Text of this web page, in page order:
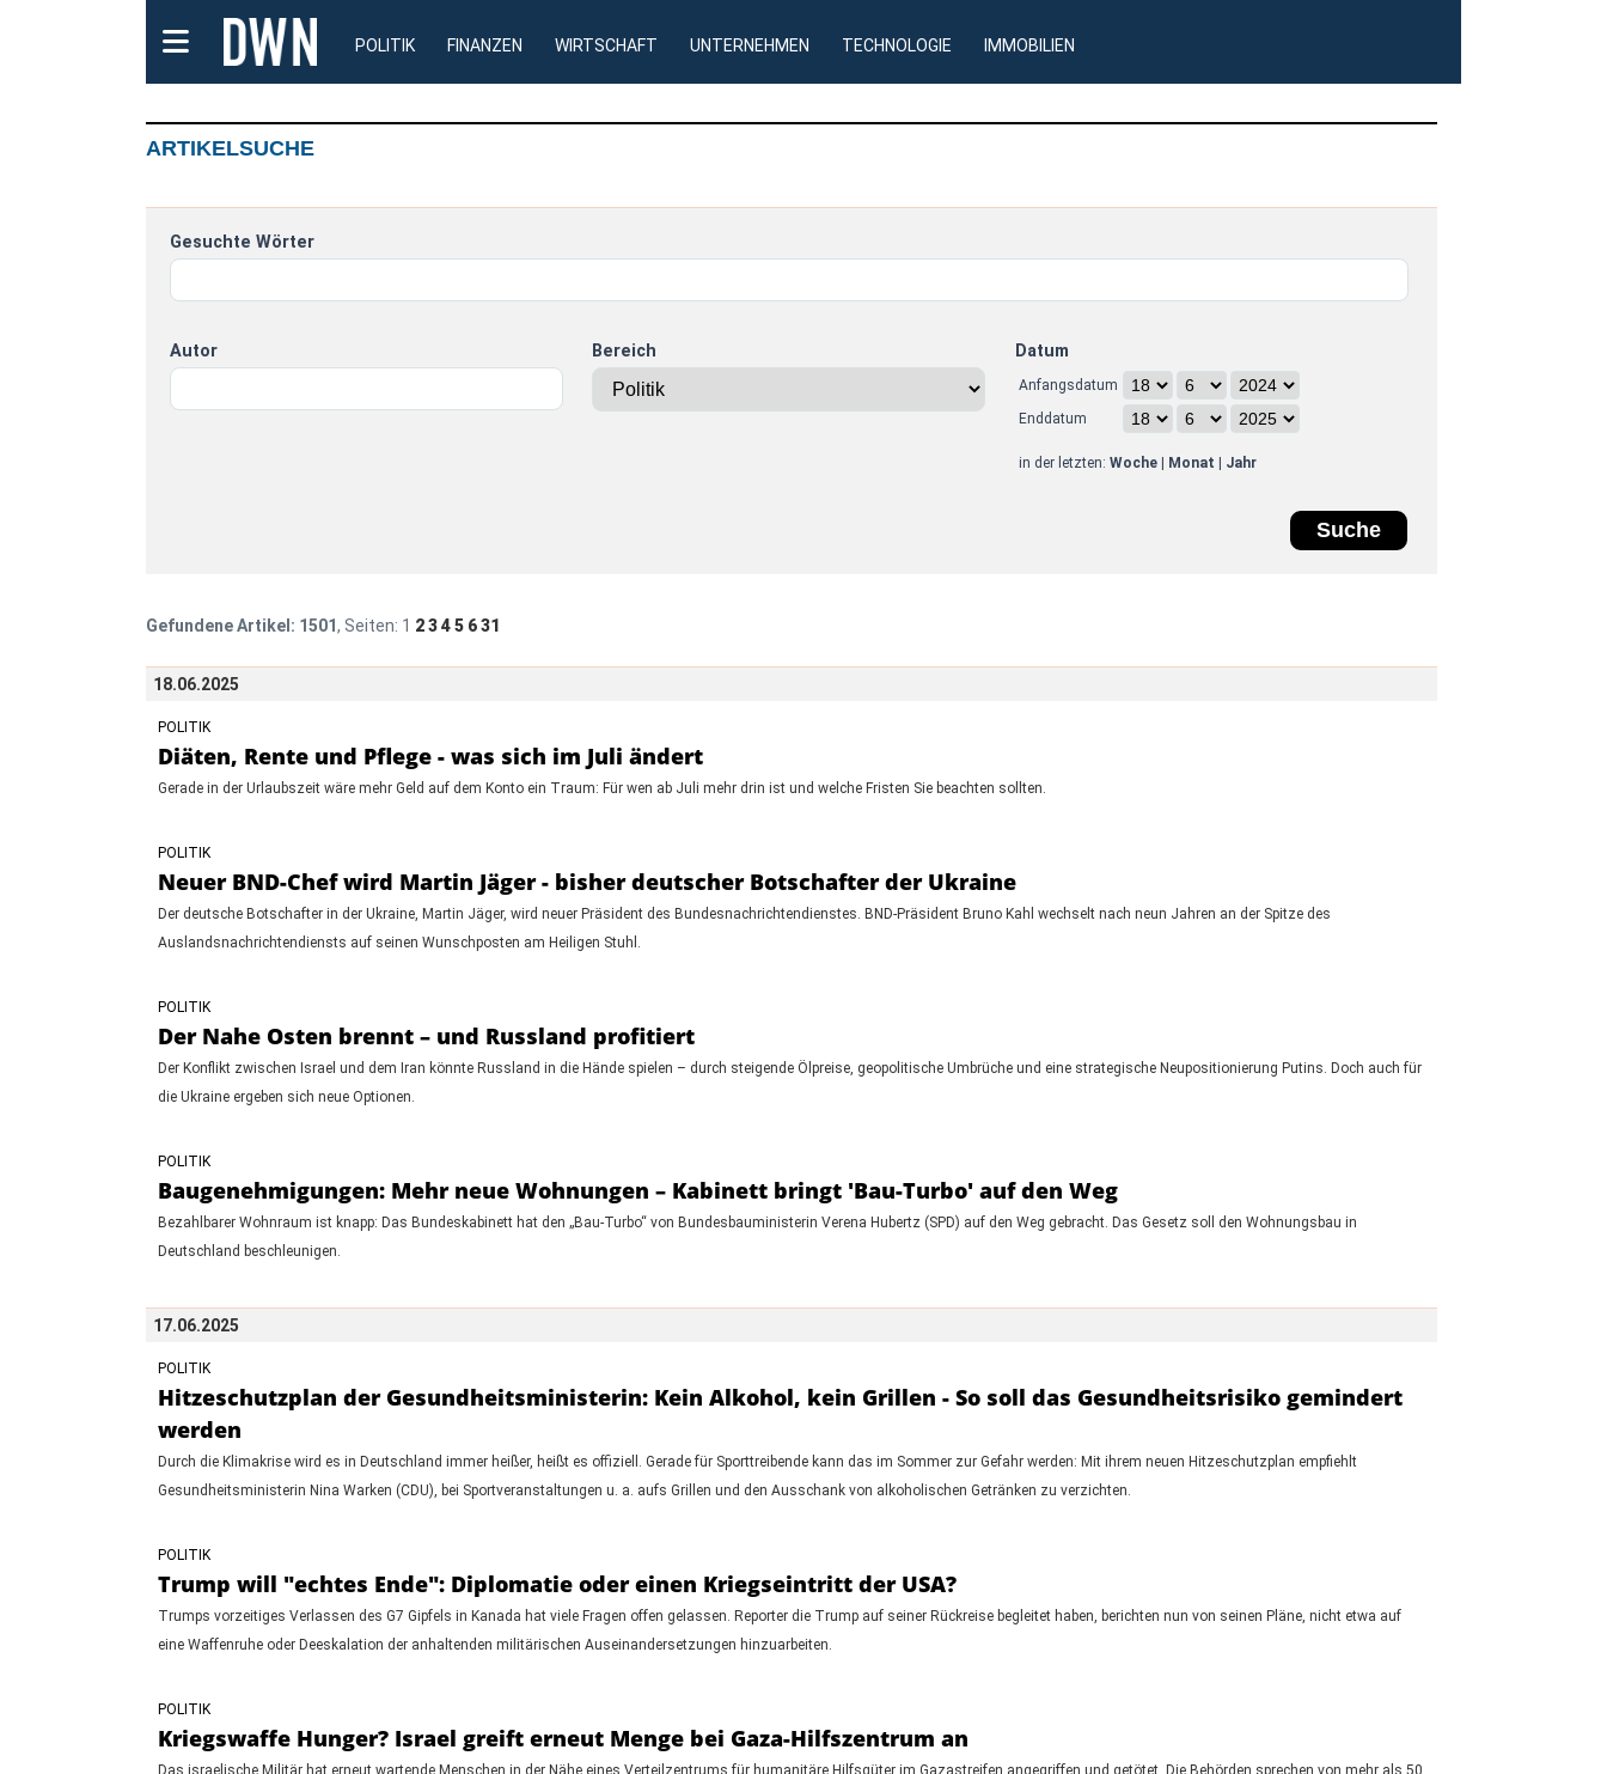
POLITIK FINANZEN WIRTSCHAFT UNTERNEHMEN TECHNOLOGIE IMMOBILIEN
ARTIKELSUCHE
Gesuchte Wörter
Autor Bereich Datum
Anfangsdatum
Enddatum
in der letzten: Woche| Monat Jahr
Gefundene Artikel: 1501, Seiten: 1 2345 631
18.06.2025
POLITIK
Diäten, Rente und Pflege - was sich im Juli ändert
Gerade in der Urlaubszeit wäre mehr Geld auf dem Konto ein Traum: Für wen ab Juli mehr drin ist und welche Fristen Sie beachten sollten.
POLITIK
Neuer BND-Chef wird Martin Jäger - bisher deutscher Botschafter der Ukraine
Der deutsche Botschafter in der Ukraine, Martin Jäger, wird neuer Präsident des Bundesnachrichtendienstes. BND-Präsident Bruno Kahl wechselt nach neun Jahren an der Spitze des
Auslandsnachrichtendiensts auf seinen Wunschposten am Heiligen Stuhl.
POLITIK
Der Nahe Osten brennt – und Russland profitiert
Der Konflikt zwischen Israel und dem Iran könnte Russland in die Hände spielen – durch steigende Ölpreise, geopolitische Umbrüche und eine strategische Neupositionierung Putins. Doch auch für
die Ukraine ergeben sich neue Optionen.
POLITIK
Baugenehmigungen: Mehr neue Wohnungen – Kabinett bringt 'Bau-Turbo' auf den Weg
Bezahlbarer Wohnraum ist knapp: Das Bundeskabinett hat den „Bau-Turbo“ von Bundesbauministerin Verena Hubertz (SPD) auf den Weg gebracht. Das Gesetz soll den Wohnungsbau in
Deutschland beschleunigen.
17.06.2025
POLITIK
Hitzeschutzplan der Gesundheitsministerin: Kein Alkohol, kein Grillen - So soll das Gesundheitsrisiko gemindert
werden
Durch die Klimakrise wird es in Deutschland immer heißer, heißt es offiziell. Gerade für Sporttreibende kann das im Sommer zur Gefahr werden: Mit ihrem neuen Hitzeschutzplan empfiehlt
Gesundheitsministerin Nina Warken (CDU), bei Sportveranstaltungen u. a. aufs Grillen und den Ausschank von alkoholischen Getränken zu verzichten.
POLITIK
Trump will "echtes Ende": Diplomatie oder einen Kriegseintritt der USA?
Trumps vorzeitiges Verlassen des G7 Gipfels in Kanada hat viele Fragen offen gelassen. Reporter die Trump auf seiner Rückreise begleitet haben, berichten nun von seinen Pläne, nicht etwa auf
eine Waffenruhe oder Deeskalation der anhaltenden militärischen Auseinandersetzungen hinzuarbeiten.
POLITIK
Kriegswaffe Hunger? Israel greift erneut Menge bei Gaza-Hilfszentrum an
Das israelische Militär hat erneut wartende Menschen in der Nähe eines Verteilzentrums für humanitäre Hilfsgüter im Gazastreifen angegriffen und getötet. Die Behörden sprechen von mehr als 50